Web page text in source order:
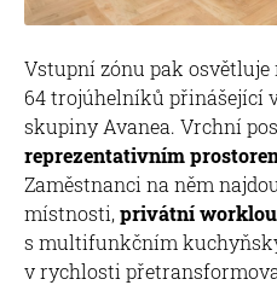
Vstupní zónu pak
64 trojúhelníků přinášející
skupiny Avanea. Vrchní
reprezentativním
Zaměstnanci na něm
místnosti,privátní
s multifunkčním
v rychlosti